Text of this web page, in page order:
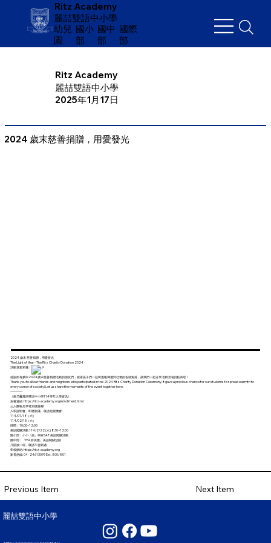
Ritz Academy
麗喆雙語中小學
幼兒
園
​國小
部
國中
部
國際
部
Ritz Academy
麗喆雙語中小學
2025年1月17日
2024 歲末慈善捐贈，用愛發光
2024 歲末 慈善捐贈，用愛發光
The Light of Year - The Ritz Charity Donation 2024
活動花絮來囉！
感謝所有參與2024歲末慈善捐贈活動的朋友們，跟著孩子們一起將溫暖傳遞到社會的各個角落，讓我們一起分享活動現場的點滴吧！
Thank you to all our friends and neighbors who participated in the 2024 Ritz Charity Donation Ceremony. It gave a precious chance for our students to spread warmth to
every corner of society! Let us share the moments of the event together here.
————
《康乃薾麗喆雙語中小學114學年入學資訊》
友善連結: https://ritz-academy.org/enrollment.html
三人團報另享特別優惠喔!
入學說明會，即將額滿，敬請把握機會!
114/01/18（六）
114/02/15（六）
時間：10:00~12:00
美語闖關活動 114/2/22 (六) 8:30~12:00
國小部：小小「喆」學家SAT 美語闖關活動
國中部：「ESL群英匯」美語闖關活動
只開放一場，敬請不容錯過!
學校網站: https://ritz-academy.org
家長熱線: 04- 24613099 Ext. 800/ 801
Previous Item Next Item
麗喆雙語中小學